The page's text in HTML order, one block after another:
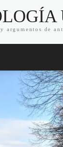
argumentos de